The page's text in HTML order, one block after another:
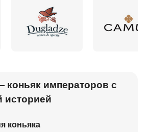
коньяк императоров с
историей
коньяка